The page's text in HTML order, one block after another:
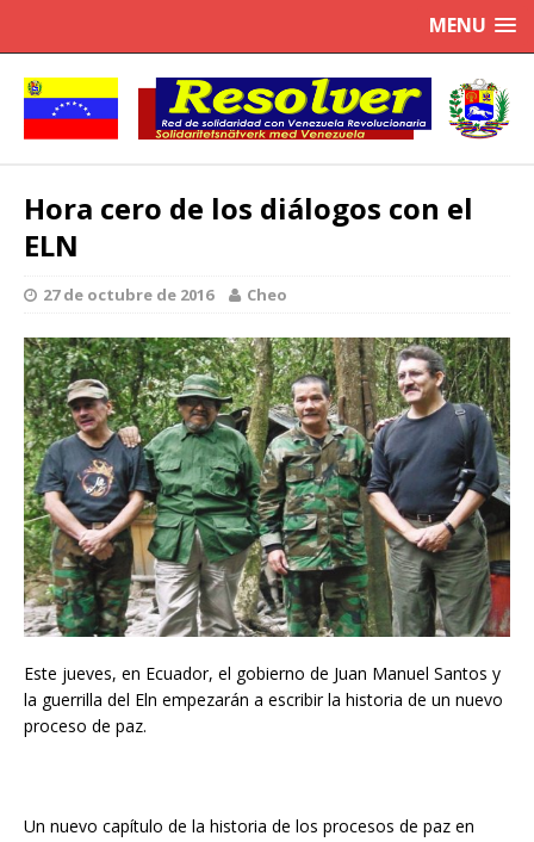
MENU
Hora cero de los diálogos con el
ELN
27 de octubre de 2016 Cheo
Este jueves, en Ecuador, el gobierno de Juan Manuel Santos y
la guerrilla del Eln empezarán a escribir la historia de un nuevo
proceso de paz.
Un nuevo capítulo de la historia de los procesos de paz en